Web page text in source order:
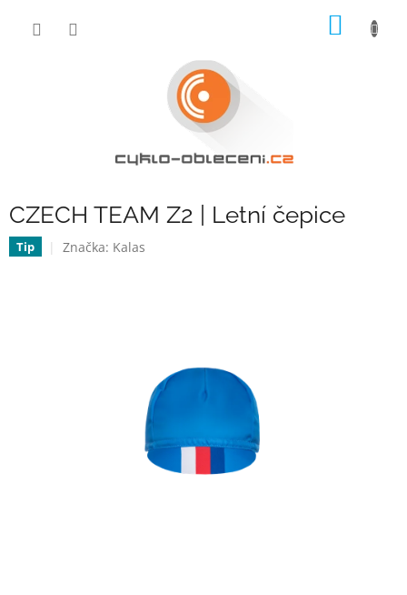
CZECH TEAM Z2 | Letní čepice
Tip Značka: Kalas